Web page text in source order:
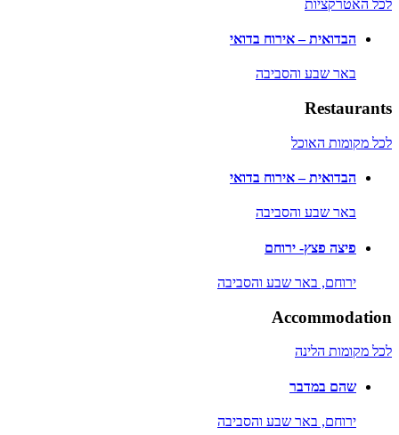
לכל האטרקציות
הבדואית – אירוח בדואי
באר שבע והסביבה
Restaurants
לכל מקומות האוכל
הבדואית – אירוח בדואי
באר שבע והסביבה
פיצה פצץ- ירוחם
ירוחם, באר שבע והסביבה
Accommodation
לכל מקומות הלינה
שהם במדבר
ירוחם, באר שבע והסביבה